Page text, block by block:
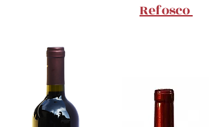
Refosco